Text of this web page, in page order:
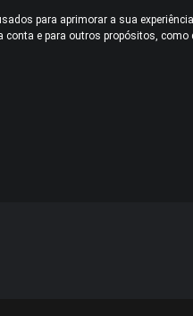
para aprimorar a sua
conta e para outros propósitos,